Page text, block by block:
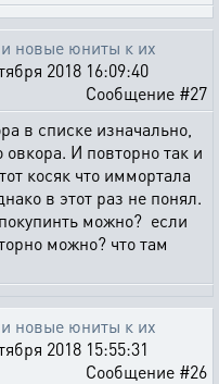
новые юниты к их
2018 16:09:40
Сообщение #27
в списке изначально,
И повторно так и
косяк что иммортала
в этот раз не понял.
можно? если
можно? что там
новые юниты к их
2018 15:55:31
Сообщение #26